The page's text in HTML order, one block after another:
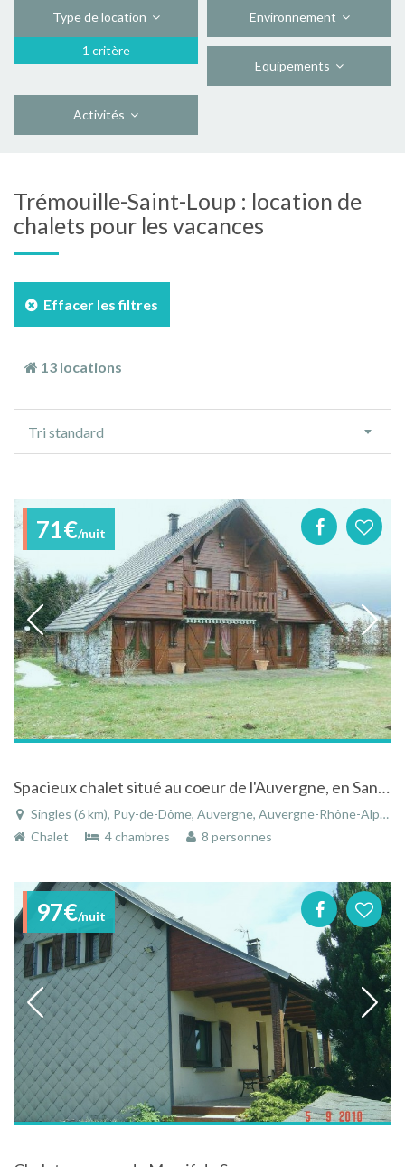
Type de location
1 critère
Environnement
Equipements
Activités
Trémouille-Saint-Loup : location de
chalets pour les vacances
Effacer les filtres
13 locations
tri
Tri standard
71€/nuit
Spacieux chalet situé au coeur de l'Auvergne, en Sancy-Artense
Singles (6 km), Puy-de-Dôme, Auvergne, Auvergne-Rhône-Alpes, France
Chalet
4 chambres 8 personnes
97€/nuit